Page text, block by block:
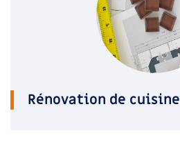
Rénovation de cuisine